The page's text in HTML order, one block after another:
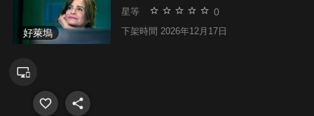
好萊塢
星等 0
下架時間 2026年12月17日